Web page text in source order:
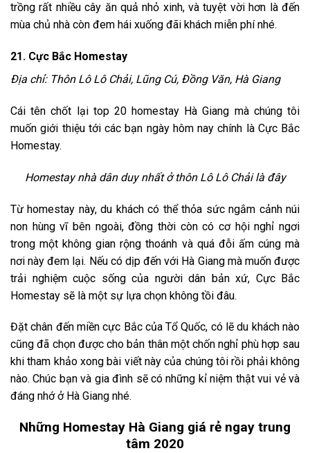
trồng rất nhiều cây ăn quả nhỏ xinh, và tuyệt vời hơn là đến
mùa chủ nhà còn đem hái xuống đãi khách miễn phí nhé.
21. Cực Bắc Homestay
Địa chỉ: Thôn Lô Lô Chải, Lũng Cú, Đồng Văn, Hà Giang
Cái tên chốt lại top 20 homestay Hà Giang mà chúng tôi
muốn giới thiệu tới các bạn ngày hôm nay chính là Cực Bắc
Homestay.
Homestay nhà dân duy nhất ở thôn Lô Lô Chải là đây
Từ homestay này, du khách có thể thỏa sức ngắm cảnh núi
non hùng vĩ bên ngoài, đồng thời còn có cơ hội nghỉ ngơi
trong một không gian rộng thoánh và quá đỗi ấm cúng mà
nơi này đem lại. Nếu có dịp đến với Hà Giang mà muốn được
trải nghiệm cuộc sống của người dân bản xứ, Cực Bắc
Homestay sẽ là một sự lựa chọn không tồi đâu.
Đặt chân đến miền cực Bắc của Tổ Quốc, có lẽ du khách nào
cũng đã chọn được cho bản thân một chốn nghỉ phù hợp sau
khi tham khảo xong bài viết này của chúng tôi rồi phải không
nào. Chúc bạn và gia đình sẽ có những kỉ niệm thật vui vẻ và
đáng nhớ ở Hà Giang nhé.
Những Homestay Hà Giang giá rẻ ngay trung
tâm 2020